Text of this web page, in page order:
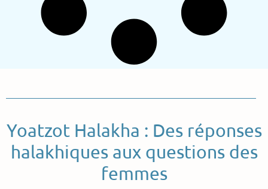
Yoatzot Halakha : Des réponses
halakhiques aux questions des
femmes